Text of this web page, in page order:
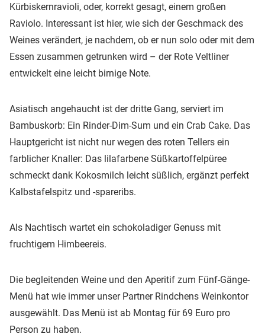
Kürbiskernravioli, oder, korrekt gesagt, einem großen
Raviolo. Interessant ist hier, wie sich der Geschmack des
Weines verändert, je nachdem, ob er nun solo oder mit dem
Essen zusammen getrunken wird – der Rote Veltliner
entwickelt eine leicht birnige Note.
Asiatisch angehaucht ist der dritte Gang, serviert im
Bambuskorb: Ein Rinder-Dim-Sum und ein Crab Cake. Das
Hauptgericht ist nicht nur wegen des roten Tellers ein
farblicher Knaller: Das lilafarbene Süßkartoffelpüree
schmeckt dank Kokosmilch leicht süßlich, ergänzt perfekt
Kalbstafelspitz und -spareribs.
Als Nachtisch wartet ein schokoladiger Genuss mit
fruchtigem Himbeereis.
Die begleitenden Weine und den Aperitif zum Fünf-Gänge-
Menü hat wie immer unser Partner Rindchens Weinkontor
ausgewählt. Das Menü ist ab Montag für 69 Euro pro
Person zu haben.